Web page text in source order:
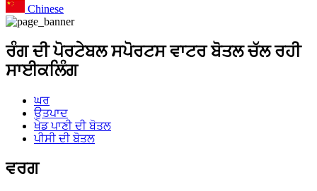
Chinese
ਰੰਗ ਦੀ ਪੋਰਟੇਬਲ ਸਪੋਰਟਸ ਵਾਟਰ ਬੋਤਲ ਚੱਲ ਰਹੀ
ਸਾਈਕਲਿੰਗ
ਘਰ
ਉਤਪਾਦ
ਖੇਡ ਪਾਣੀ ਦੀ ਬੋਤਲ
ਪੀਸੀ ਦੀ ਬੋਤਲ
ਵਰਗ